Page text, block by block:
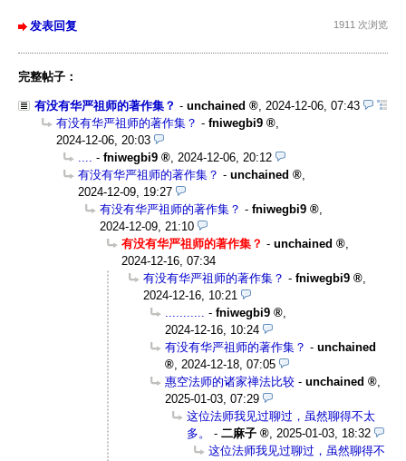
发表回复 1911 次浏览
完整帖子：
有没有华严祖师的著作集？ - unchained
2024-12-06, 07:43
有没有华严祖师的著作集？ - fniwegbi9
2024-12-06, 20:03
- fniwegbi9
2024-12-06, 20:12
有没有华严祖师的著作集？ - unchained
2024-12-09, 19:27
有没有华严祖师的著作集？ - fniwegbi9
2024-12-09, 21:10
有没有华严祖师的著作集？ - unchained
2024-12-16, 07:34
有没有华严祖师的著作集？ - fniwegbi9
2024-12-16, 10:21
- fniwegbi9
2024-12-16, 10:24
有没有华严祖师的著作集？ - unchained
2024-12-18, 07:05
惠空法师的诸家禅法比较 - unchained
2025-01-03, 07:29
这位法师我见过聊过，虽然聊得不太
多。
- 二麻子
2025-01-03, 18:32
这位法师我见过聊过，虽然聊得不